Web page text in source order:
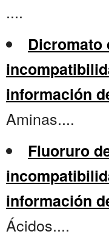
....
Dicromato
información
Aminas....
Fluoruro
información
Ácidos....